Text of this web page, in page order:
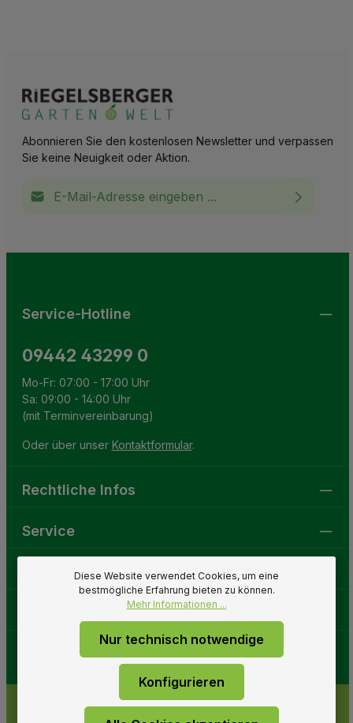
Abonnieren Sie den kostenlosen Newsletter und verpassen
Sie keine Neuigkeit oder Aktion.
Service-Hotline
09442 43299 0
Mo-Fr: 07:00 - 17:00 Uhr
Sa: 09:00 - 14:00 Uhr
(mit Terminvereinbarung)
Oder über unser Kontaktformular.
Rechtliche Infos
Service
GartenweltDiese Website verwendet Cookies, um eine
bestmögliche Erfahrung bieten zu können.
Mehr Informationen ...
Nur technisch notwendige
Konfigurieren